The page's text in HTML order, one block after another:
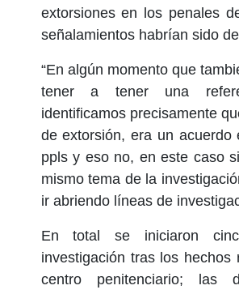
extorsiones en los penales
señalamientos habrían sido
“En algún momento que
tener a tener una
identificamos precisamente
de extorsión, era un acuerdo
ppls y eso no, en este caso
mismo tema de la
ir abriendo líneas de
En total se iniciaron
investigación tras los hechos
centro penitenciario; las